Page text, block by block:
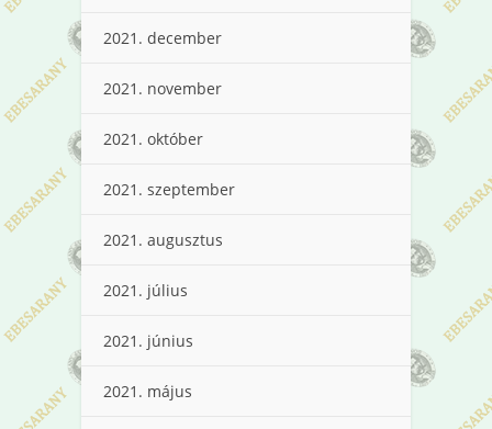
2021. december
2021. november
2021. október
2021. szeptember
2021. augusztus
2021. július
2021. június
2021. május